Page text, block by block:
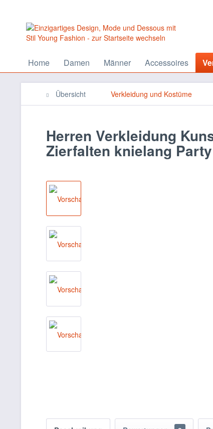
Home Damen Männer Accessoires
Übersicht Verkleidung und Kostüme
Herren Verkleidung
Zierfalten knielang